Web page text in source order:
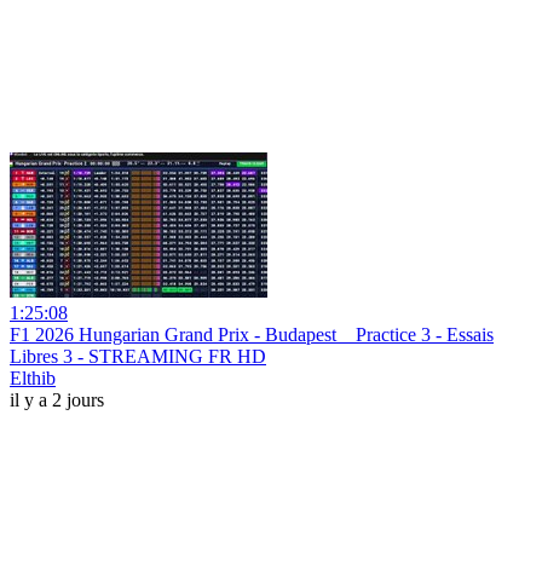
1:25:08
F1 2026 Hungarian Grand Prix - Budapest _ Practice 3 - Essais
Libres 3 - STREAMING FR HD
Elthib
il y a 2 jours